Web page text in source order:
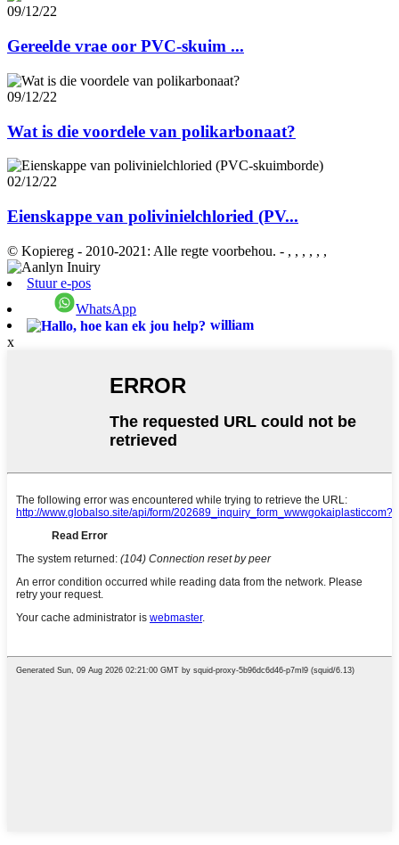
09/12/22
Gereelde vrae oor PVC-skuim ...
09/12/22
Wat is die voordele van polikarbonaat?
02/12/22
Eienskappe van polivinielchloried (PV...
© Kopiereg - 2010-2021: Alle regte voorbehou. - , , , , , ,
Stuur e-pos
WhatsApp
william
x